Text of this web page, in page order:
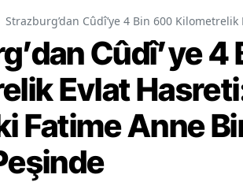
Strazburg’dan Cûdî’ye 4 Bin 600 Kilometrelik
Cûdî’ye 4
Evlat
Fatime Anne